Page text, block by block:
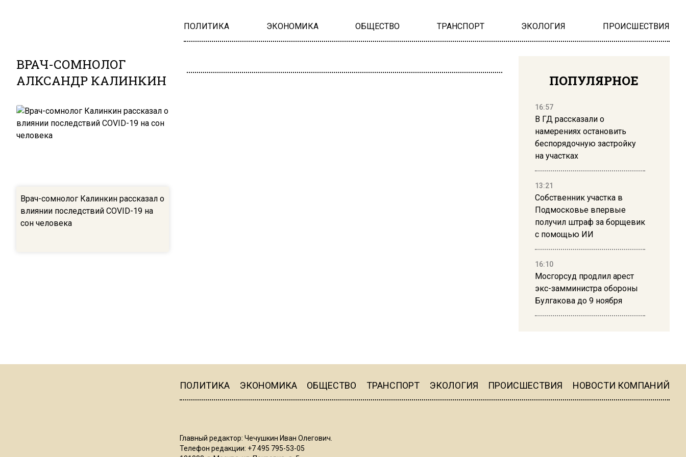
ПОЛИТИКА ЭКОНОМИКА ОБЩЕСТВО ТРАНСПОРТ ЭКОЛОГИЯ ПРОИСШЕСТВИЯ
ВРАЧ-СОМНОЛОГ
АЛКСАНДР КАЛИНКИН
Врач-сомнолог Калинкин рассказал о
влиянии последствий COVID-19 на
сон человека
ПОПУЛЯРНОЕ
16:57
В ГД рассказали о
намерениях остановить
беспорядочную застройку
на участках
13:21
Собственник участка в
Подмосковье впервые
получил штраф за борщевик
с помощью ИИ
16:10
Мосгорсуд продлил арест
экс-замминистра обороны
Булгакова до 9 ноября
16:19
ПОЛИТИКА ЭКОНОМИКА ОБЩЕСТВО ТРАНСПОРТ ЭКОЛОГИЯ ПРОИСШЕСТВИЯ НОВОСТИ КОМПАНИЙ
Главный редактор: Чечушкин Иван Олегович.
Телефон редакции: +7 495 795-53-05